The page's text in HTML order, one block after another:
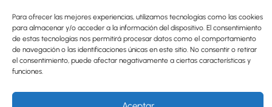
Para ofrecer las mejores experiencias, utilizamos tecnologías como las cookies
para almacenar y/o acceder a la información del dispositivo. El consentimiento
de estas tecnologías nos permitirá procesar datos como el comportamiento
de navegación o las identificaciones únicas en este sitio. No consentir o retirar
el consentimiento, puede afectar negativamente a ciertas características y
funciones.
Sitemap